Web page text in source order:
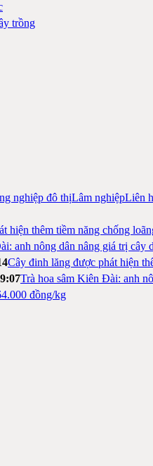
trồng
nghiệp đô thịLâm nghiệpLiên
hiện thêm tiềm năng chống
anh nông dân nâng giá trị cây
Cây đinh lăng được phát hiện
Trà hoa sâm Kiên Đài: anh
đồng/kg